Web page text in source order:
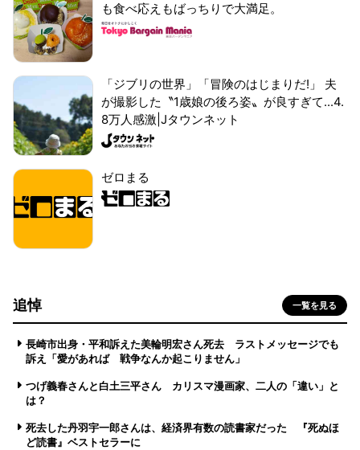
も食べ応えもばっちりで大満足。
「ジブリの世界」「冒険のはじまりだ!」 夫
が撮影した〝1歳娘の後ろ姿〟が良すぎて...4.
8万人感激|Jタウンネット
ゼロまる
追悼 一覧を見る
長崎市出身・平和訴えた美輪明宏さん死去 ラストメッセージでも
訴え「愛があれば 戦争なんか起こりません」
つげ義春さんと白土三平さん カリスマ漫画家、二人の「違い」と
は？
死去した丹羽宇一郎さんは、経済界有数の読書家だった 『死ぬほ
ど読書』ベストセラーに